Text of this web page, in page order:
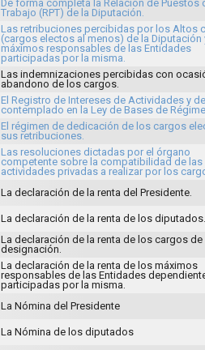
De forma completa la Relación de Puestos
Trabajo (RPT) de la Diputación.
Las retribuciones percibidas por los Altos
(cargos electos al menos) de la Diputación
máximos responsables de las Entidades
participadas por la misma.
Las indemnizaciones percibidas con
abandono de los cargos.
El Registro de Intereses de Actividades y
contemplado en la Ley de Bases de
El régimen de dedicación de los cargos
sus retribuciones.
Las resoluciones dictadas por el órgano
competente sobre la compatibilidad de las
actividades privadas a realizar por los
La declaración de la renta del Presidente.
La declaración de la renta de los diputados.
La declaración de la renta de los cargos de
designación.
La declaración de la renta de los máximos
responsables de las Entidades
participadas por la misma.
La Nómina del Presidente
La Nómina de los diputados